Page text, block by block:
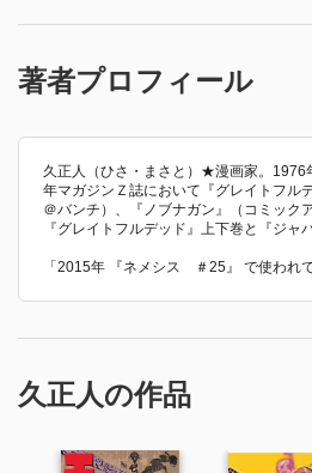
著者プロフィール
久正人（ひさ・まさと）★漫画家。1976
年マガジンＺ誌において『グレイトフル
＠バンチ）、『ノブナガン』（コミック
『グレイトフルデッド』上下巻と『ジャ
「2015年 『ネメシス ＃25』 で使われ
久正人の作品